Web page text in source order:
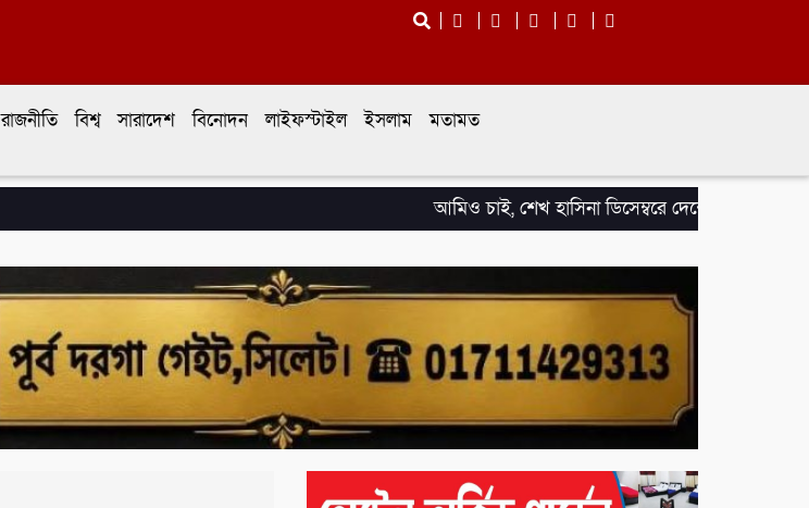
রাজনীতি বিশ্ব সারাদেশ বিনোদন লাইফস্টাইল ইসলাম মতামত
আমিও চাই, শেখ হাসিনা ডিসেম্বরে দেশে ফিরে আইনি পথে